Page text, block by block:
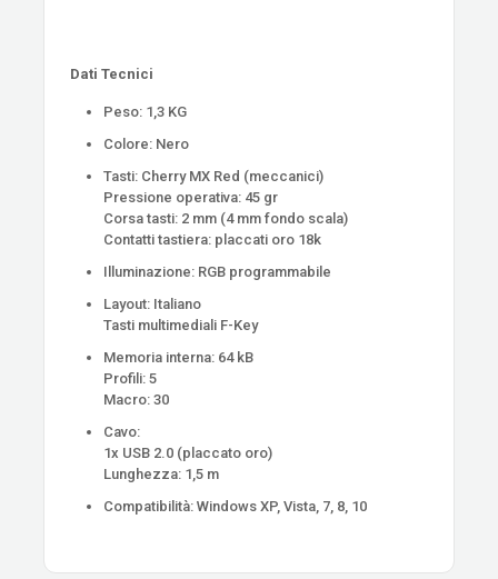
Dati Tecnici
Peso: 1,3 KG
Colore: Nero
Tasti: Cherry MX Red (meccanici)
Pressione operativa: 45 gr
Corsa tasti: 2 mm (4 mm fondo scala)
Contatti tastiera: placcati oro 18k
Illuminazione: RGB programmabile
Layout: Italiano
Tasti multimediali F-Key
Memoria interna: 64 kB
Profili: 5
Macro: 30
Cavo:
1x USB 2.0 (placcato oro)
Lunghezza: 1,5 m
Compatibilità: Windows XP, Vista, 7, 8, 10